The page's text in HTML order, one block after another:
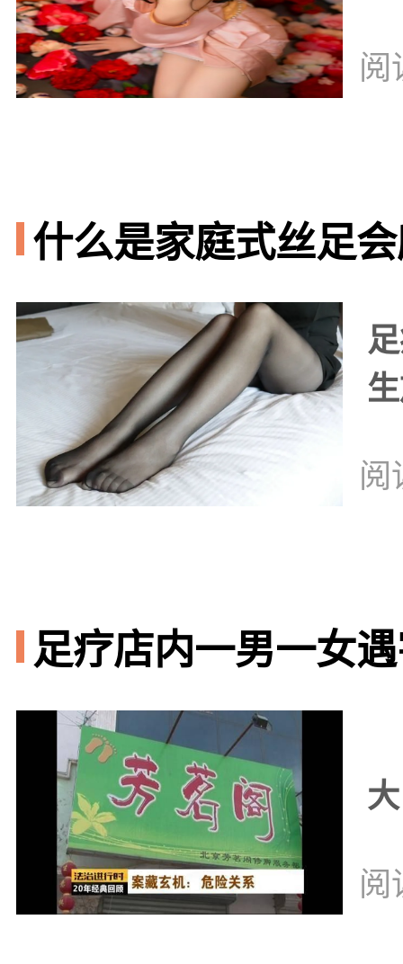
阅
什么是家庭式丝足
阅
足疗店内一男一女
阅